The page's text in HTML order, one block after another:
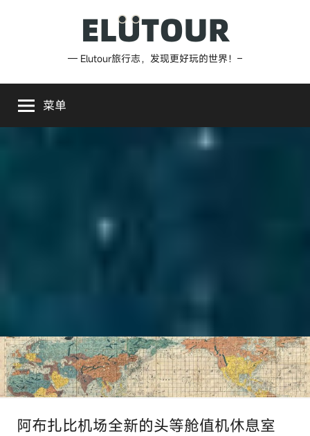
Elutour
旅
行
— Elutour旅行志，发现更好玩的世界！–
菜单
阿布扎比机场全新的头等舱值机休息室